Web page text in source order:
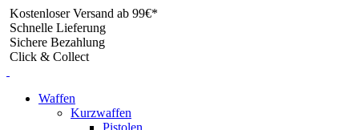
Skip
to
content
Kostenloser Versand ab 99€*
Schnelle Lieferung
Sichere Bezahlung
Click & Collect
Waffen
Kurzwaffen
Pistolen